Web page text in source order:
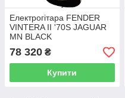
Електрогітара FENDER
VINTERA II '70S JAGUAR
MN BLACK
78 320 ₴
Купити